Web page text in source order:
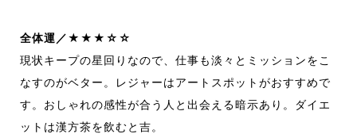
全体運／★★★☆☆
現状キープの星回りなので、仕事も淡々とミッションをこ
なすのがベター。レジャーはアートスポットがおすすめで
す。おしゃれの感性が合う人と出会える暗示あり。ダイエ
ットは漢方茶を飲むと吉。